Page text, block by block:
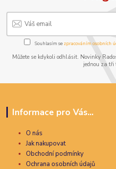
Souhlasím se zpracováním osobních
Můžete se kdykoli odhlásit. Novinky
jednou za tři
Informace pro Vás...
O nás
Jak nakupovat
Obchodní podmínky
Ochrana osobních údajů